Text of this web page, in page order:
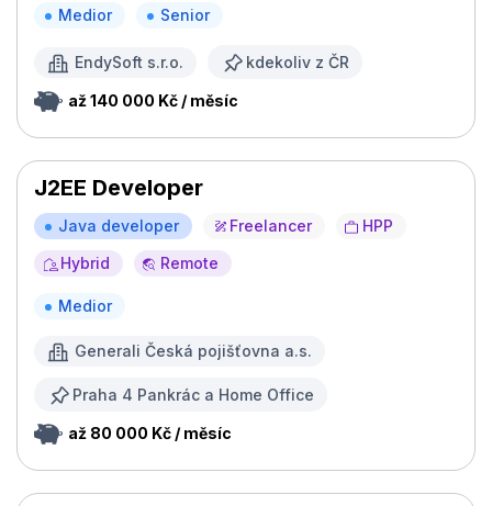
Medior Senior
EndySoft s.r.o. kdekoliv z ČR
až 140 000 Kč / měsíc
J2EE Developer
Java developer Freelancer
HPP
Hybrid
Remote
Medior
Generali Česká pojišťovna a.s.
Praha 4 Pankrác a Home Office
až 80 000 Kč / měsíc